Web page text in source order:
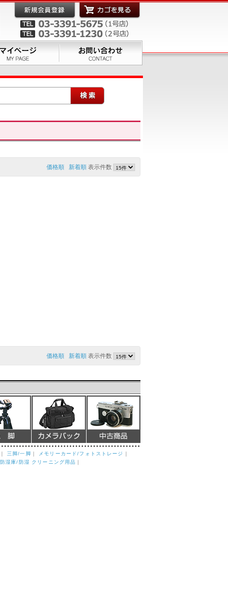
価格順 新着順 表示件数
価格順 新着順 表示件数
｜ 三脚/一脚 ｜ メモリーカード/フォトストレージ
｜
防湿庫/防湿 クリーニング用品 ｜